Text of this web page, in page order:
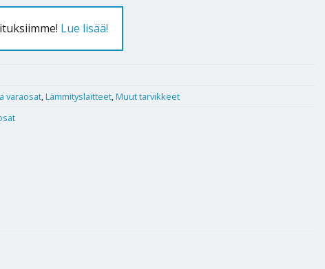
Lue lisää!
varaosat,Lämmityslaitteet,Muut tarvikkeet